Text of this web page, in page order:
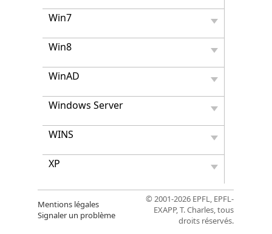
Win7
Win8
WinAD
Windows Server
WINS
XP
Mentions légales
Signaler un problème
© 2001-2026 EPFL, EPFL-
EXAPP, T. Charles, tous
droits réservés.